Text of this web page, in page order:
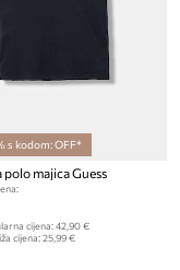
s kodom: OFF*
polo majica Guess
cijena:42,90 €
cijena:25,99 €